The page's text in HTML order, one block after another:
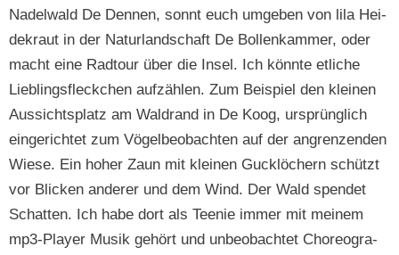
Nadel­wald De Den­nen, son­nt euch umgeben von lila Hei­
dekraut in der Natur­land­schaft De Bol­lenkam­mer, oder
macht eine Rad­tour über die Insel. Ich kön­nte etliche
Lieblings­fleckchen aufzählen. Zum Beispiel den kleinen
Aus­sicht­splatz am Wal­drand in De Koog, ursprünglich
ein­gerichtet zum Vögel­beobacht­en auf der angren­zen­den
Wiese. Ein hoher Zaun mit kleinen Guck­löch­ern schützt
vor Blick­en ander­er und dem Wind. Der Wald spendet
Schat­ten. Ich habe dort als Tee­nie immer mit meinem
mp3-Play­er Musik gehört und unbeobachtet Chore­o­gra­